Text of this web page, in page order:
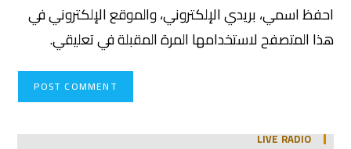
احفظ اسمي، بريدي الإلكتروني، والموقع الإلكتروني في
هذا المتصفح لاستخدامها المرة المقبلة في تعليقي.
LIVE RADIO